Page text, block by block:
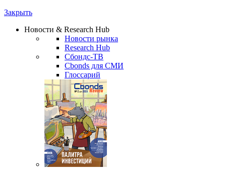
Закрыть
Новости & Research Hub
Новости рынка
Research Hub
Сбондс-ТВ
Cbonds для СМИ
Глоссарий